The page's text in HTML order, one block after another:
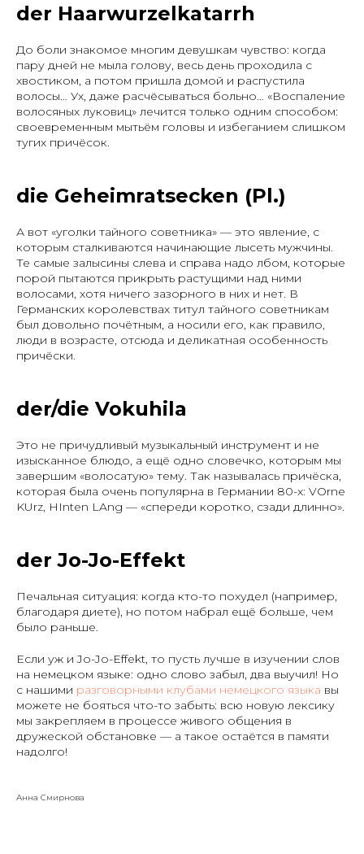
der Haarwurzelkatarrh
До боли знакомое многим девушкам чувство: когда
пару дней не мыла голову, весь день проходила с
хвостиком, а потом пришла домой и распустила
волосы… Ух, даже расчёсываться больно… «Воспаление
волосяных луковиц» лечится только одним способом:
своевременным мытьём головы и избеганием слишком
тугих причёсок.
die Geheimratsecken (Pl.)
А вот «уголки тайного советника» — это явление, с
которым сталкиваются начинающие лысеть мужчины.
Те самые залысины слева и справа надо лбом, которые
порой пытаются прикрыть растущими над ними
волосами, хотя ничего зазорного в них и нет. В
Германских королевствах титул тайного советникам
был довольно почётным, а носили его, как правило,
люди в возрасте, отсюда и деликатная особенность
причёски.
der/die Vokuhila
Это не причудливый музыкальный инструмент и не
изысканное блюдо, а ещё одно словечко, которым мы
завершим «волосатую» тему. Так называлась причёска,
которая была очень популярна в Германии 80-х: VOrne
KUrz, HInten LAng — «спереди коротко, сзади длинно».
der Jo-Jo-Effekt
Печальная ситуация: когда кто-то похудел (например,
благодаря диете), но потом набрал ещё больше, чем
было раньше.
Если уж и Jo-Jo-Effekt, то пусть лучше в изучении слов
на немецком языке: одно слово забыл, два выучил! Но
с нашими разговорными клубами немецкого языка вы
можете не бояться что-то забыть: всю новую лексику
мы закрепляем в процессе живого общения в
дружеской обстановке — а такое остаётся в памяти
надолго!
Анна Смирнова